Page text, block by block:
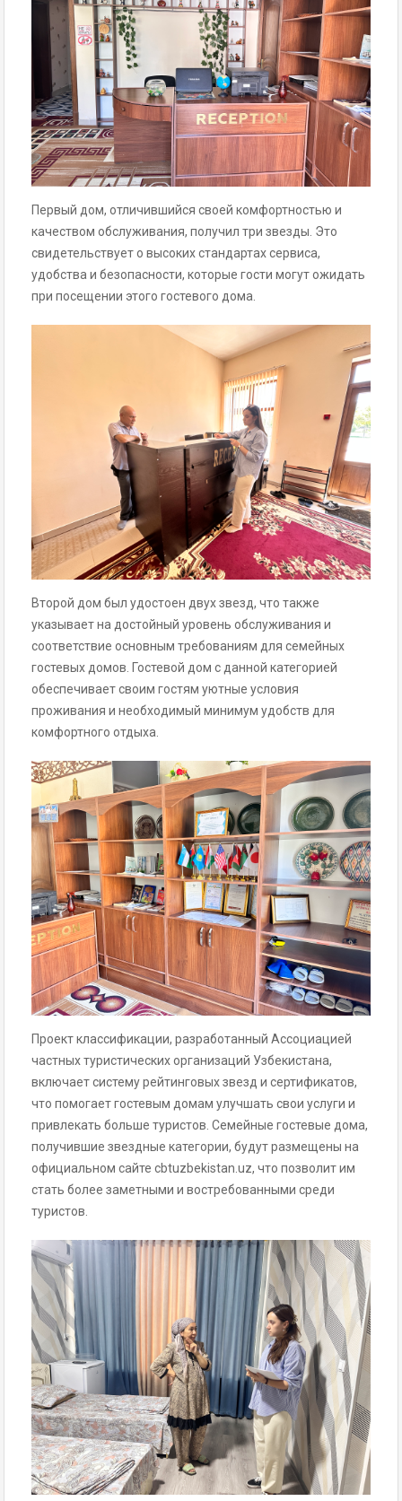
Первый дом, отличившийся своей комфортностью и
качеством обслуживания, получил три звезды. Это
свидетельствует о высоких стандартах сервиса,
удобства и безопасности, которые гости могут ожидать
при посещении этого гостевого дома.
Второй дом был удостоен двух звезд, что также
указывает на достойный уровень обслуживания и
соответствие основным требованиям для семейных
гостевых домов. Гостевой дом с данной категорией
обеспечивает своим гостям уютные условия
проживания и необходимый минимум удобств для
комфортного отдыха.
Проект классификации, разработанный Ассоциацией
частных туристических организаций Узбекистана,
включает систему рейтинговых звезд и сертификатов,
что помогает гостевым домам улучшать свои услуги и
привлекать больше туристов. Семейные гостевые дома,
получившие звездные категории, будут размещены на
официальном сайте cbtuzbekistan.uz, что позволит им
стать более заметными и востребованными среди
туристов.